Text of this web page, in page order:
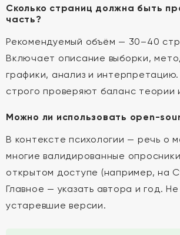
Сколько страниц должна быть
часть?
Рекомендуемый объём — 30–40
Включает описание выборки,
графики, анализ и
строго проверяют баланс теории
Можно ли использовать open-
В контексте психологии — речь о
многие валидированные
открытом доступе (например, на
Главное — указать автора и год.
устаревшие версии.